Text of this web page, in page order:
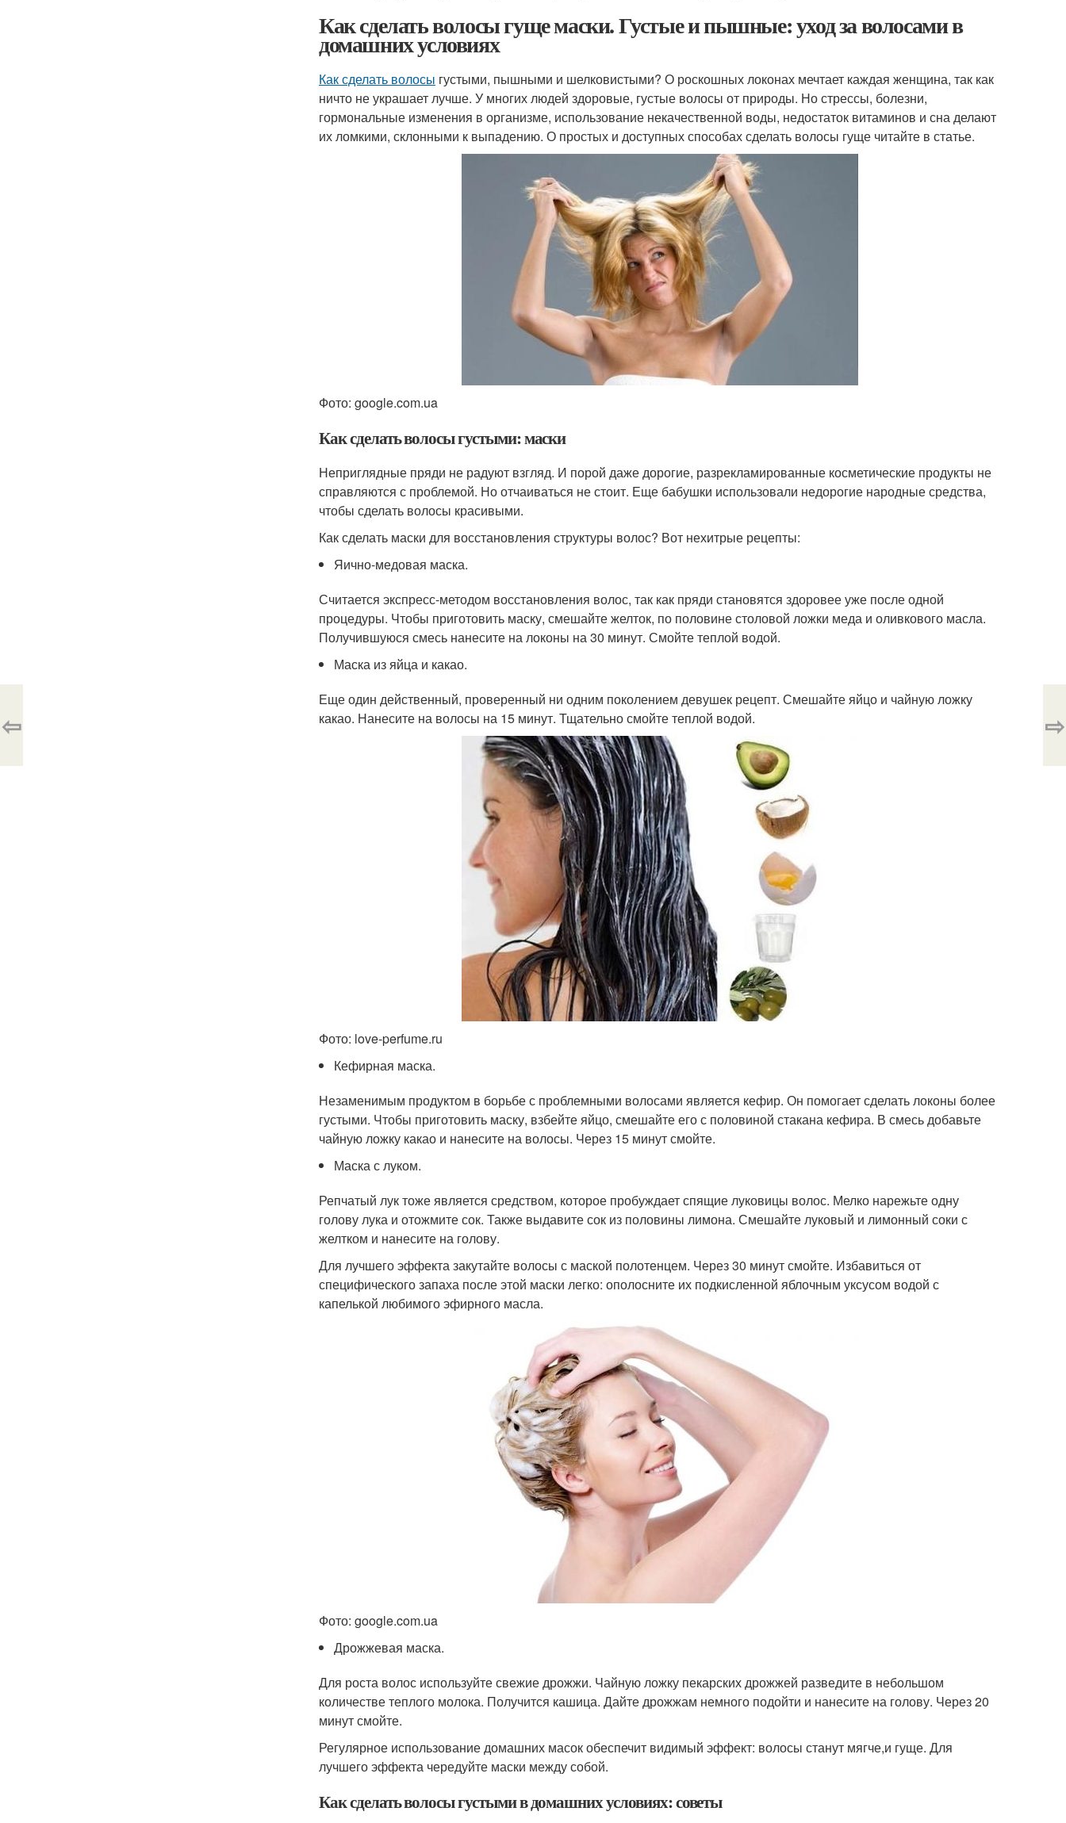
Как сделать волосы гуще маски. Густые и пышные: уход за волосами в
домашних условиях
Как сделать волосы густыми, пышными и шелковистыми? О роскошных локонах мечтает каждая женщина, так как
ничто не украшает лучше. У многих людей здоровые, густые волосы от природы. Но стрессы, болезни,
гормональные изменения в организме, использование некачественной воды, недостаток витаминов и сна делают
их ломкими, склонными к выпадению. О простых и доступных способах сделать волосы гуще читайте в статье.
Фото: google.com.ua
Как сделать волосы густыми: маски
Неприглядные пряди не радуют взгляд. И порой даже дорогие, разрекламированные косметические продукты не
справляются с проблемой. Но отчаиваться не стоит. Еще бабушки использовали недорогие народные средства,
чтобы сделать волосы красивыми.
Как сделать маски для восстановления структуры волос? Вот нехитрые рецепты:
Яично-медовая маска.
Считается экспресс-методом восстановления волос, так как пряди становятся здоровее уже после одной
процедуры. Чтобы приготовить маску, смешайте желток, по половине столовой ложки меда и оливкового масла.
Получившуюся смесь нанесите на локоны на 30 минут. Смойте теплой водой.
Маска из яйца и какао.
Еще один действенный, проверенный ни одним поколением девушек рецепт. Смешайте яйцо и чайную ложку
какао. Нанесите на волосы на 15 минут. Тщательно смойте теплой водой.
Фото: love-perfume.ru
Кефирная маска.
Незаменимым продуктом в борьбе с проблемными волосами является кефир. Он помогает сделать локоны более
густыми. Чтобы приготовить маску, взбейте яйцо, смешайте его с половиной стакана кефира. В смесь добавьте
чайную ложку какао и нанесите на волосы. Через 15 минут смойте.
Маска с луком.
Репчатый лук тоже является средством, которое пробуждает спящие луковицы волос. Мелко нарежьте одну
голову лука и отожмите сок. Также выдавите сок из половины лимона. Смешайте луковый и лимонный соки с
желтком и нанесите на голову.
Для лучшего эффекта закутайте волосы с маской полотенцем. Через 30 минут смойте. Избавиться от
специфического запаха после этой маски легко: ополосните их подкисленной яблочным уксусом водой с
капелькой любимого эфирного масла.
Фото: google.com.ua
Дрожжевая маска.
Для роста волос используйте свежие дрожжи. Чайную ложку пекарских дрожжей разведите в небольшом
количестве теплого молока. Получится кашица. Дайте дрожжам немного подойти и нанесите на голову. Через 20
минут смойте.
Регулярное использование домашних масок обеспечит видимый эффект: волосы станут мягче,и гуще. Для
лучшего эффекта чередуйте маски между собой.
Как сделать волосы густыми в домашних условиях: советы
⇦ ⇨